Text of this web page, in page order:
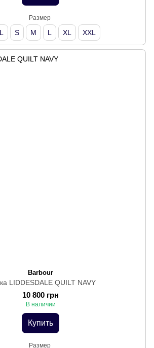
Размер
S M L XL XXL
Barbour
LIDDESDALE QUILT NAVY
10 800 грн
В наличии
Купить
Размер